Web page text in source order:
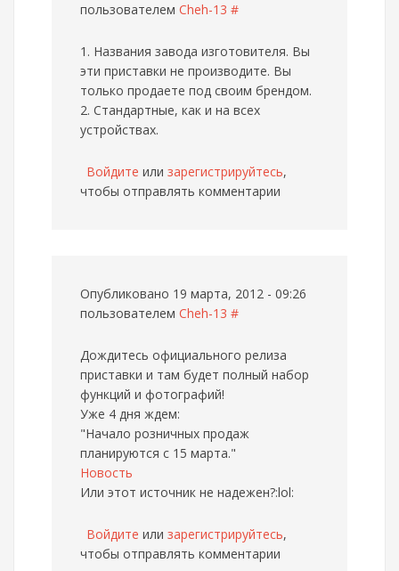
пользователем Cheh-13 #
1. Названия завода изготовителя. Вы
эти приставки не производите. Вы
только продаете под своим брендом.
2. Стандартные, как и на всех
устройствах.
Войдите или зарегистрируйтесь,
чтобы отправлять комментарии
Опубликовано 19 марта, 2012 - 09:26
пользователем Cheh-13 #
Дождитесь официального релиза
приставки и там будет полный набор
функций и фотографий!
Уже 4 дня ждем:
"Начало розничных продаж
планируются с 15 марта."
Новость
Или этот источник не надежен?:lol:
Войдите или зарегистрируйтесь,
чтобы отправлять комментарии